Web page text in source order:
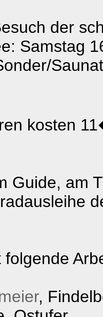
der
Samstag
kosten
Guide, am
folgende
,